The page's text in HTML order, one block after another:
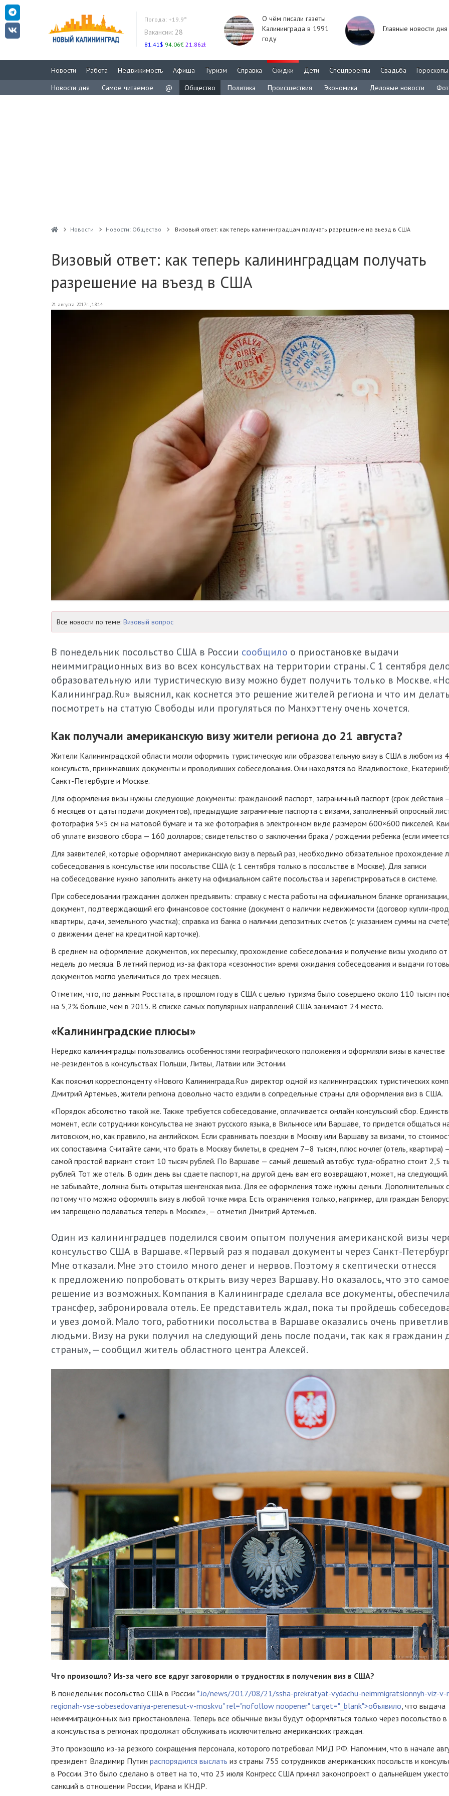
Погода: +19.9°
Вакансии: 28
81.41$ 94.06€ 21.86zł
О чём писали газеты
Калининграда в 1991
году
Главные новости дня
Новости Работа Недвижимость Афиша Туризм Справка Скидки Дети Спецпроекты Свадьба
Гороскопы
Новости дня
Самое читаемое @ Общество Политика Происшествия Экономика Деловые новости
Новости Новости: Общество Визовый ответ: как теперь калининградцам получать разрешение на въезд в США
Визовый ответ: как теперь калининградцам получать
разрешение на въезд в США
21 августа 2017г., 18:14
Все новости по теме: Визовый вопрос
В понедельник посольство США в России сообщило о приостановке выдачи
неиммиграционных виз во всех консульствах на территории страны. С 1 сентября
образовательную или туристическую визу можно будет получить только в Москве.
Калининград.Ru» выяснил, как коснется это решение жителей региона и что им
посмотреть на статую Свободы или прогуляться по Манхэттену очень хочется.
Как получали американскую визу жители региона до 21 августа?
Жители Калининградской области могли оформить туристическую или образовательную визу в США в любом из 4
консульств, принимавших документы и проводивших собеседования. Они находятся во Владивостоке,
Санкт-Петербурге и Москве.
Для оформления визы нужны следующие документы: гражданский паспорт, заграничный паспорт (срок действия
6 месяцев от даты подачи документов), предыдущие заграничные паспорта с визами, заполненный опросный
фотография 5×5 см на матовой бумаге и та же фотография в электронном виде размером 600×600 пикселей.
об уплате визового сбора — 160 долларов; свидетельство о заключении брака / рождении ребенка (если
Для заявителей, которые оформляют американскую визу в первый раз, необходимо обязательное прохождение
собеседования в консульстве или посольстве США (с 1 сентября только в посольстве в Москве). Для записи
на собеседование нужно заполнить анкету на официальном сайте посольства и зарегистрироваться в системе.
При собеседовании гражданин должен предъявить: справку с места работы на официальном бланке
документ, подтверждающий его финансовое состояние (документ о наличии недвижимости (договор купли-
квартиры, дачи, земельного участка); справка из банка о наличии депозитных счетов (с указанием суммы на
о движении денег на кредитной карточке).
В среднем на оформление документов, их пересылку, прохождение собеседования и получение визы уходило
недель до месяца. В летний период из-за фактора «сезонности» время ожидания собеседования и выдачи
документов могло увеличиться до трех месяцев.
Отметим, что, по данным Росстата, в прошлом году в США с целью туризма было совершено около 110 тысяч
на 5,2% больше, чем в 2015. В списке самых популярных направлений США занимают 24 место.
«Калининградские плюсы»
Нередко калининградцы пользовались особенностями географического положения и оформляли визы в качестве
не-резидентов в консульствах Польши, Литвы, Латвии или Эстонии.
Как пояснил корреспонденту «Нового Калининграда.Ru» директор одной из калининградских туристических
Дмитрий Артемьев, жители региона довольно часто ездили в сопредельные страны для оформления виз в США.
«Порядок абсолютно такой же. Также требуется собеседование, оплачивается онлайн консульский сбор.
момент, если сотрудники консульства не знают русского языка, в Вильнюсе или Варшаве, то придется общаться
литовском, но, как правило, на английском. Если сравнивать поездки в Москву или Варшаву за визами, то
их сопоставима. Считайте сами, что брать в Москву билеты, в среднем 7–8 тысяч, плюс ночлег (отель, квартира)
самой простой вариант стоит 10 тысяч рублей. По Варшаве — самый дешевый автобус туда-обратно стоит 2,5
рублей. Тот же отель. В один день вы сдаете паспорт, на другой день вам его возвращают, может, на
не забывайте, должна быть открытая шенгенская виза. Для ее оформления тоже нужны деньги. Дополнительных
потому что можно оформлять визу в любой точке мира. Есть ограничения только, например, для граждан
им запрещено подаваться теперь в Москве», — отметил Дмитрий Артемьев.
Один из калининградцев поделился своим опытом получения американской визы
консульство США в Варшаве. «Первый раз я подавал документы через Санкт-Петербург
Мне отказали. Мне это стоило много денег и нервов. Поэтому я скептически отнесся
к предложению попробовать открыть визу через Варшаву. Но оказалось, что это
решение из возможных. Компания в Калининграде сделала все документы, обеспечила
трансфер, забронировала отель. Ее представитель ждал, пока ты пройдешь
и увез домой. Мало того, работники посольства в Варшаве оказались очень
людьми. Визу на руки получил на следующий день после подачи, так как я гражданин
страны», — сообщил житель областного центра Алексей.
Что произошло? Из-за чего все вдруг заговорили о трудностях в получении виз в США?
В понедельник посольство США в России *.io/news/2017/08/21/ssha-prekratyat-vydachu-neimmigratsionnyh-viz-v-
regionah-vse-sobesedovaniya-perenesut-v-moskvu" rel="nofollow noopener" target="_blank">объявило, что выдача
неиммиграционных виз приостановлена. Теперь все обычные визы будут оформляться только через посольство
а консульства в регионах продолжат обслуживать исключительно американских граждан.
Это произошло из-за резкого сокращения персонала, которого потребовал МИД РФ. Напомним, что в начале
президент Владимир Путин распорядился выслать из страны 755 сотрудников американских посольств и
в России. Это было сделано в ответ на то, что 23 июля Конгресс США принял законопроект о дальнейшем
санкций в отношении России, Ирана и КНДР.